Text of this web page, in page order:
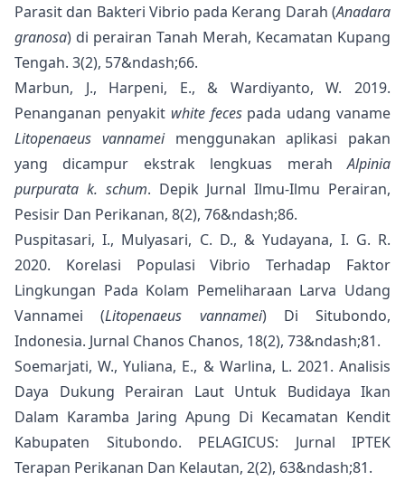
Parasit dan Bakteri Vibrio pada Kerang Darah (Anadara
granosa) di perairan Tanah Merah, Kecamatan Kupang
Tengah. 3(2), 57&ndash;66.
Marbun, J., Harpeni, E., & Wardiyanto, W. 2019.
Penanganan penyakit white fecespada udang vaname
Litopenaeus vannameimenggunakan aplikasi pakan
yang dicampur ekstrak lengkuas merahAlpinia
purpurata k. schum. Depik Jurnal Ilmu-Ilmu Perairan,
Pesisir Dan Perikanan, 8(2), 76&ndash;86.
Puspitasari, I., Mulyasari, C. D., & Yudayana, I. G. R.
2020. Korelasi Populasi Vibrio Terhadap Faktor
Lingkungan Pada Kolam Pemeliharaan Larva Udang
Vannamei (Litopenaeus vannamei) Di Situbondo,
Indonesia. Jurnal Chanos Chanos, 18(2), 73&ndash;81.
Soemarjati, W., Yuliana, E., & Warlina, L. 2021. Analisis
Daya Dukung Perairan Laut Untuk Budidaya Ikan
Dalam Karamba Jaring Apung Di Kecamatan Kendit
Kabupaten Situbondo. PELAGICUS: Jurnal IPTEK
Terapan Perikanan Dan Kelautan, 2(2), 63&ndash;81.